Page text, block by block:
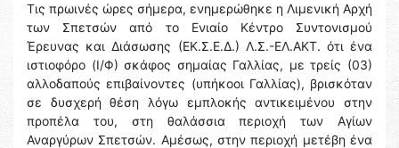
Τις πρωινές ώρες σήμερα, ενημερώθηκε η Λιμενική Αρχή
των Σπετσών από το Ενιαίο Κέντρο Συντονισμού
Έρευνας και Διάσωσης (ΕΚ.Σ.Ε.Δ.) Λ.Σ.-ΕΛ.ΑΚΤ. ότι ένα
ιστιοφόρο (Ι/Φ) σκάφος σημαίας Γαλλίας, με τρείς (03)
αλλοδαπούς επιβαίνοντες (υπήκοοι Γαλλίας), βρισκόταν
σε δυσχερή θέση λόγω εμπλοκής αντικειμένου στην
προπέλα του, στη θαλάσσια περιοχή των Αγίων
Αναργύρων Σπετσών. Αμέσως, στην περιοχή μετέβη ένα